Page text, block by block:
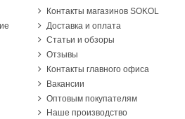
Контакты магазинов SOKOL
Доставка и оплата
Статьи и обзоры
Отзывы
Контакты главного офиса
Вакансии
Оптовым покупателям
Наше производство